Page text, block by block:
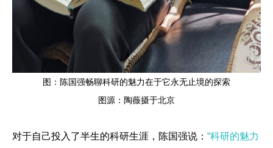
图：陈国强畅聊科研的魅力在于它永无止境的探索
图源：陶薇摄于北京
对于自己投入了半生的科研生涯，陈国强说： “科研的魅力